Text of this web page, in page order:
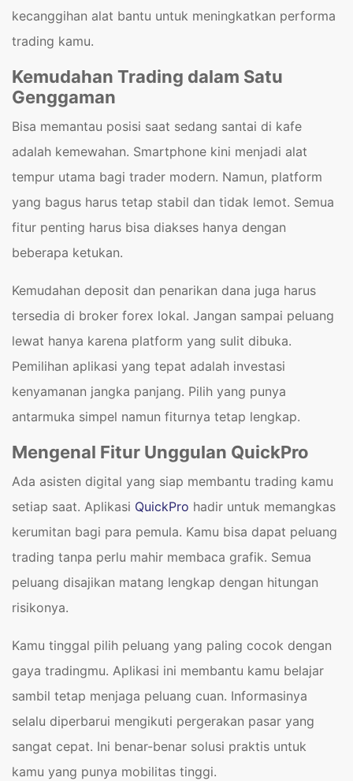
kecanggihan alat bantu untuk meningkatkan performa
trading kamu.
Kemudahan Trading dalam Satu
Genggaman
Bisa memantau posisi saat sedang santai di kafe
adalah kemewahan. Smartphone kini menjadi alat
tempur utama bagi trader modern. Namun, platform
yang bagus harus tetap stabil dan tidak lemot. Semua
fitur penting harus bisa diakses hanya dengan
beberapa ketukan.
Kemudahan deposit dan penarikan dana juga harus
tersedia di broker forex lokal. Jangan sampai peluang
lewat hanya karena platform yang sulit dibuka.
Pemilihan aplikasi yang tepat adalah investasi
kenyamanan jangka panjang. Pilih yang punya
antarmuka simpel namun fiturnya tetap lengkap.
Mengenal Fitur Unggulan QuickPro
Ada asisten digital yang siap membantu trading kamu
setiap saat. Aplikasi QuickPro hadir untuk memangkas
kerumitan bagi para pemula. Kamu bisa dapat peluang
trading tanpa perlu mahir membaca grafik. Semua
peluang disajikan matang lengkap dengan hitungan
risikonya.
Kamu tinggal pilih peluang yang paling cocok dengan
gaya tradingmu. Aplikasi ini membantu kamu belajar
sambil tetap menjaga peluang cuan. Informasinya
selalu diperbarui mengikuti pergerakan pasar yang
sangat cepat. Ini benar-benar solusi praktis untuk
kamu yang punya mobilitas tinggi.